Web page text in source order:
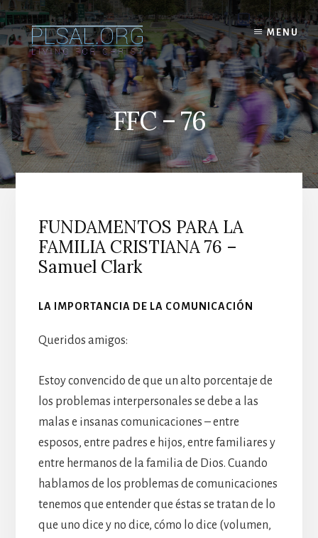
Skip
to
content
MENU
FFC – 76
FUNDAMENTOS PARA LA
FAMILIA CRISTIANA 76 –
Samuel Clark
LA IMPORTANCIA DE LA COMUNICACIÓN
Queridos amigos:
Estoy convencido de que un alto porcentaje de
los problemas interpersonales se debe a las
malas e insanas comunicaciones – entre
esposos, entre padres e hijos, entre familiares y
entre hermanos de la familia de Dios. Cuando
hablamos de los problemas de comunicaciones
tenemos que entender que éstas se tratan de lo
que uno dice y no dice, cómo lo dice (volumen,